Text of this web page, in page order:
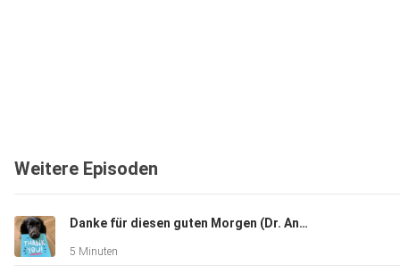
Weitere Episoden
Danke für diesen guten Morgen (Dr. Andreas Lange, Frank Schreiber)
5 Minuten